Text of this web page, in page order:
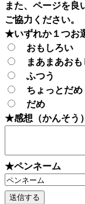
また、ページを良
ご協力ください。
★いずれか１つお
おもしろい
まあまあおも
ふつう
ちょっとだめ
だめ
★感想（かんそう
★ペンネーム